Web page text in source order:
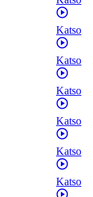
Katso
Katso
Katso
Katso
Katso
Katso